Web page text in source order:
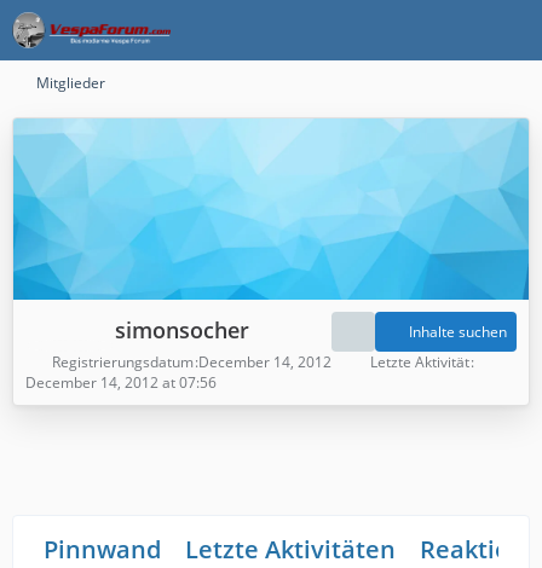
Mitglieder
simonsocher
Inhalte suchen
Registrierungsdatum December 14, 2012
Letzte Aktivität
December 14, 2012 at 07:56
Pinnwand Letzte Aktivitäten